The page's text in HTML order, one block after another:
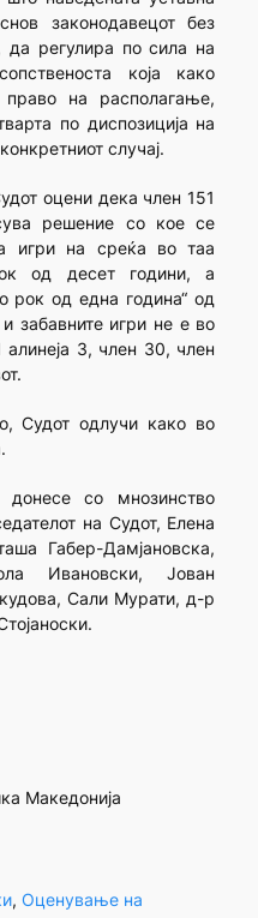
законодавецот без
да регулира по сила на
која како
на располагање,
по диспозиција на
случај.
оцени дека член 151
решение со кое се
игри на среќа во таа
од десет години, а
рок од една година“ од
забавните игри не е во
алинеја 3, член 30, член
Судот одлучи како во
со мнозинство
на Судот, Елена
Габер-Дамјановска,
Ивановски, Јован
Сали Мурати, д-р
Македонија
, Оценување на